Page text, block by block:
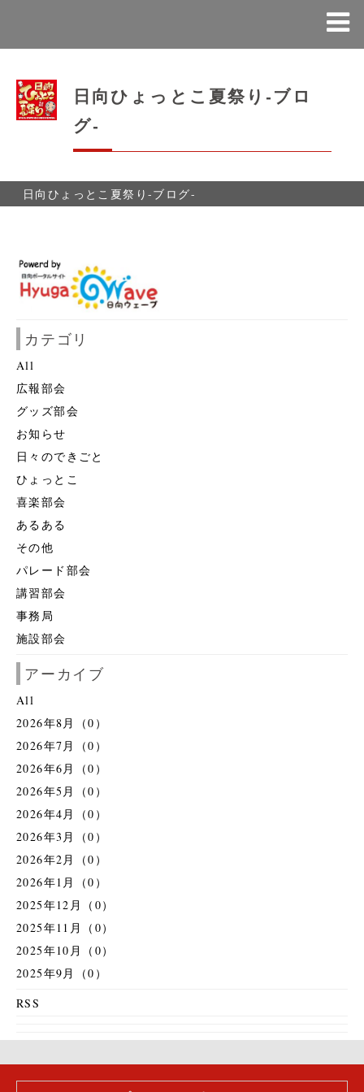
日向ひょっとこ夏祭り-ブロ
グ-
日向ひょっとこ夏祭り-ブログ-
カテゴリ
All
広報部会
グッズ部会
お知らせ
日々のできごと
ひょっとこ
喜楽部会
あるある
その他
パレード部会
講習部会
事務局
施設部会
アーカイブ
All
2026年8月（0）
2026年7月（0）
2026年6月（0）
2026年5月（0）
2026年4月（0）
2026年3月（0）
2026年2月（0）
2026年1月（0）
2025年12月（0）
2025年11月（0）
2025年10月（0）
2025年9月（0）
RSS